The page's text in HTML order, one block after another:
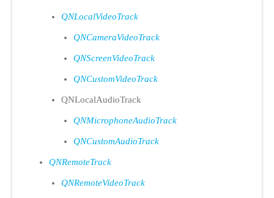
QNLocalVideoTrack
QNCameraVideoTrack
QNScreenVideoTrack
QNCustomVideoTrack
QNLocalAudioTrack
QNMicrophoneAudioTrack
QNCustomAudioTrack
QNRemoteTrack
QNRemoteVideoTrack